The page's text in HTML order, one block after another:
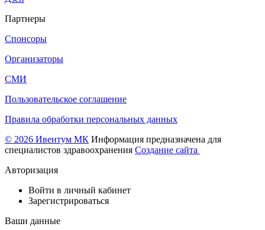
Партнеры
Спонсоры
Организаторы
СМИ
Пользовательское соглашение
Правила обработки персональных данных
© 2026 Ивентум МК Информация предназначена для
специалистов здравоохранения Создание сайта
Авторизация
Войти в личный кабинет
Зарегистрироваться
Ваши данные